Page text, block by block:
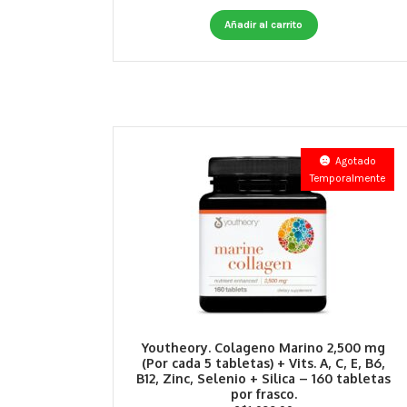
Añadir al carrito
Youtheory. Colageno Marino 2,500 mg
(Por cada 5 tabletas) + Vits. A, C, E, B6,
B12, Zinc, Selenio + Silica – 160 tabletas
por frasco.
Agotado
Temporalmente